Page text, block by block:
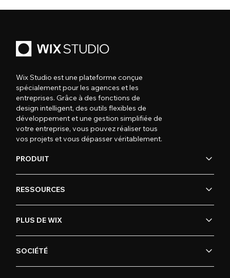
Wix Studio est une plateforme conçue
spécialement pour les agences et les
entreprises. Grâce à des fonctions de
design intelligent, des outils flexibles de
développement et une gestion simplifiée de
votre entreprise, vous pouvez réaliser tous
vos projets et vous dépasser véritablement.
PRODUIT
RESSOURCES
PLUS DE WIX
SOCIÉTÉ